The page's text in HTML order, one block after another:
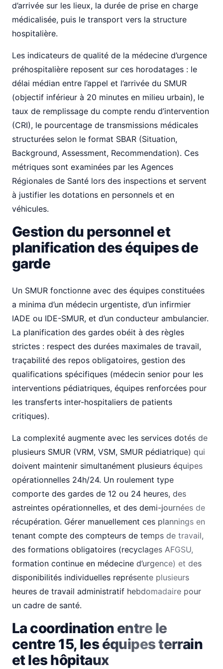
d’arrivée sur les lieux, la durée de prise en charge
médicalisée, puis le transport vers la structure
hospitalière.
Les indicateurs de qualité de la médecine d’urgence
préhospitalière reposent sur ces horodatages : le
délai médian entre l’appel et l’arrivée du SMUR
(objectif inférieur à 20 minutes en milieu urbain), le
taux de remplissage du compte rendu d’intervention
(CRI), le pourcentage de transmissions médicales
structurées selon le format SBAR (Situation,
Background, Assessment, Recommendation). Ces
métriques sont examinées par les Agences
Régionales de Santé lors des inspections et servent
à justifier les dotations en personnels et en
véhicules.
Gestion du personnel et
planification des équipes de
garde
Un SMUR fonctionne avec des équipes constituées
a minima d’un médecin urgentiste, d’un infirmier
IADE ou IDE-SMUR, et d’un conducteur ambulancier.
La planification des gardes obéit à des règles
strictes : respect des durées maximales de travail,
traçabilité des repos obligatoires, gestion des
qualifications spécifiques (médecin senior pour les
interventions pédiatriques, équipes renforcées pour
les transferts inter-hospitaliers de patients
critiques).
La complexité augmente avec les services dotés de
plusieurs SMUR (VRM, VSM, SMUR pédiatrique) qui
doivent maintenir simultanément plusieurs équipes
opérationnelles 24h/24. Un roulement type
comporte des gardes de 12 ou 24 heures, des
astreintes opérationnelles, et des demi-journées de
récupération. Gérer manuellement ces plannings en
tenant compte des compteurs de temps de travail,
des formations obligatoires (recyclages AFGSU,
formation continue en médecine d’urgence) et des
disponibilités individuelles représente plusieurs
heures de travail administratif hebdomadaire pour
un cadre de santé.
La coordination entre le
centre 15, les équipes terrain
et les hôpitaux